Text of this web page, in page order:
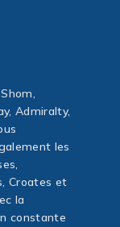
Admiralty,
les
Croates et
la
constante